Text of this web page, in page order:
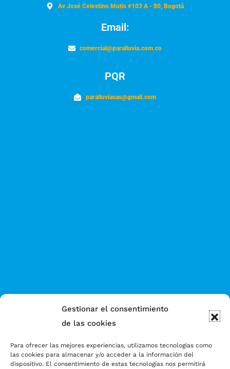
Gestionar el consentimiento
de las cookies
Para ofrecer las mejores experiencias, utilizamos tecnologías como
las cookies para almacenar y/o acceder a la información del
dispositivo. El consentimiento de estas tecnologías nos permitirá
Av José Celestino Mutis #103 A - 80, Bogotá
Email:
comercial@paralluvia.com.co
PQR
paralluviasas@gmail.com